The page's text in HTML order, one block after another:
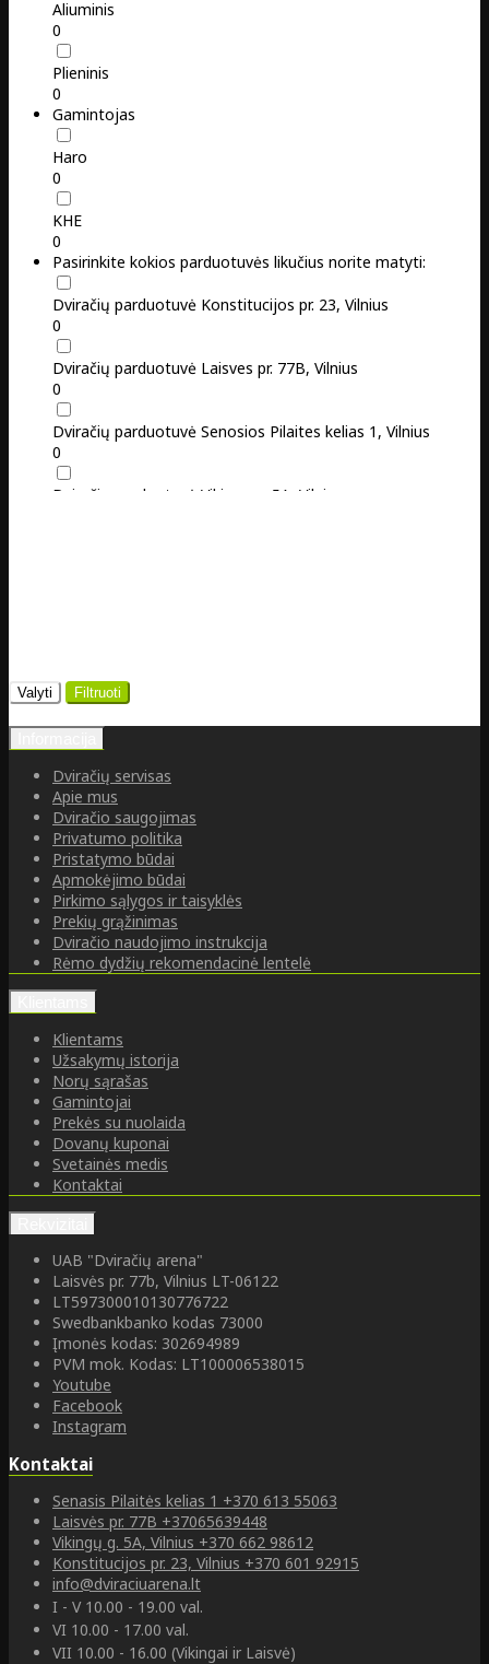
Aliuminis
0
Plieninis
0
Gamintojas
Haro
0
KHE
0
Pasirinkite kokios parduotuvės likučius norite matyti:
Dviračių parduotuvė Konstitucijos pr. 23, Vilnius
0
Dviračių parduotuvė Laisves pr. 77B, Vilnius
0
Dviračių parduotuvė Senosios Pilaites kelias 1, Vilnius
0
Dviračių parduotuvė Vikingų g. 5A, Vilnius
Valyti Filtruoti
Dviračių servisas
Apie mus
Dviračio saugojimas
Privatumo politika
Pristatymo būdai
Apmokėjimo būdai
Pirkimo sąlygos ir taisyklės
Prekių grąžinimas
Dviračio naudojimo instrukcija
Rėmo dydžių rekomendacinė lentelė
Klientams
Užsakymų istorija
Norų sąrašas
Gamintojai
Prekės su nuolaida
Dovanų kuponai
Svetainės medis
Kontaktai
UAB "Dviračių arena"
Laisvės pr. 77b, Vilnius LT-06122
LT597300010130776722
Swedbankbanko kodas 73000
Įmonės kodas: 302694989
PVM mok. Kodas: LT100006538015
Youtube
Facebook
Instagram
Kontaktai
Senasis Pilaitės kelias 1 +370 613 55063
Laisvės pr. 77B +37065639448
Vikingų g. 5A, Vilnius +370 662 98612
Konstitucijos pr. 23, Vilnius +370 601 92915
info@dviraciuarena.lt
I - V 10.00 - 19.00 val.
VI 10.00 - 17.00 val.
VII 10.00 - 16.00 (Vikingai ir Laisvė)